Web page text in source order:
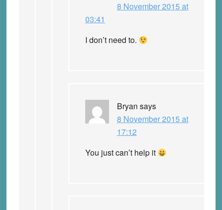
8 November 2015 at
03:41
I don’t need to.
Bryan says
8 November 2015 at
17:12
You just can’t help it